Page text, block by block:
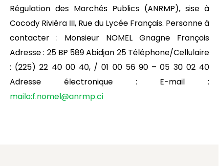
Régulation des Marchés Publics (ANRMP), sise à
Cocody Riviéra III, Rue du Lycée Français. Personne à
contacter : Monsieur NOMEL Gnagne François
Adresse : 25 BP 589 Abidjan 25 Téléphone/Cellulaire
: (225) 22 40 00 40, / 01 00 56 90 – 05 30 02 40
Adresse électronique : E-mail :
mailo:f.nomel@anrmp.ci